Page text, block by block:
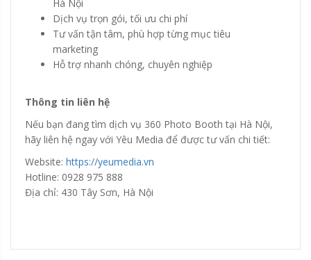
Hà Nội
Dịch vụ trọn gói, tối ưu chi phí
Tư vấn tận tâm, phù hợp từng mục tiêu
marketing
Hỗ trợ nhanh chóng, chuyên nghiệp
Thông tin liên hệ
Nếu bạn đang tìm dịch vụ 360 Photo Booth tại Hà Nội,
hãy liên hệ ngay với Yêu Media để được tư vấn chi tiết:
Website: https://yeumedia.vn
Hotline: 0928 975 888
Địa chỉ: 430 Tây Sơn, Hà Nội